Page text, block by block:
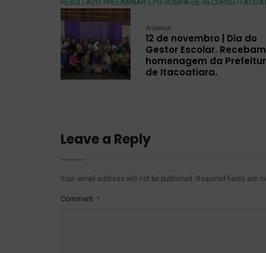
RESULTADO-PRELIMINAR-LPG-SOBRA-DE-RECURSO-
Anterior:
12 de novembro | Dia do
Gestor Escolar.
homenagem da
de Itacoatiara.
Leave a Reply
Your email address will not be published. Required fields are
Comment *